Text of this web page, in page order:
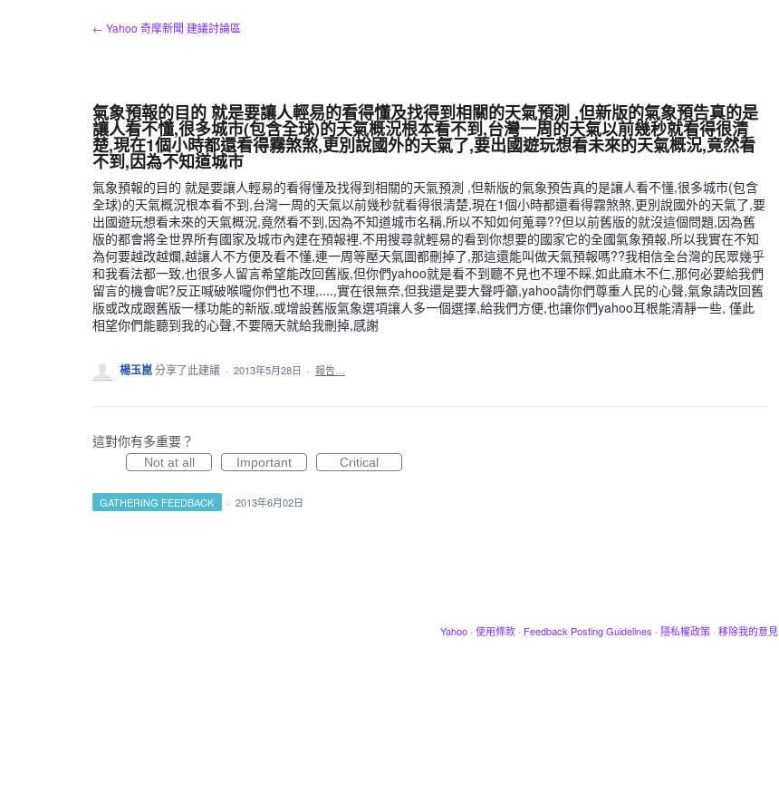
← Yahoo 奇摩新聞 建議討論區
氣象預報的目的 就是要讓人輕易的看得懂及找得到相關的天氣預測 ,但新版的氣象預告真的是
讓人看不懂,很多城市(包含全球)的天氣概況根本看不到,台灣一周的天氣以前幾秒就看得很清
楚,現在1個小時都還看得霧煞煞,更別說國外的天氣了,要出國遊玩想看未來的天氣概況,竟然看
不到,因為不知道城市
氣象預報的目的 就是要讓人輕易的看得懂及找得到相關的天氣預測 ,但新版的氣象預告真的是讓人看不懂,很多城市(包含
全球)的天氣概況根本看不到,台灣一周的天氣以前幾秒就看得很清楚,現在1個小時都還看得霧煞煞,更別說國外的天氣了,要
出國遊玩想看未來的天氣概況,竟然看不到,因為不知道城市名稱,所以不知如何蒐尋??但以前舊版的就沒這個問題,因為舊
版的都會將全世界所有國家及城市內建在預報裡,不用搜尋就輕易的看到你想要的國家它的全國氣象預報,所以我實在不知
為何要越改越爛,越讓人不方便及看不懂,連一周等壓天氣圖都刪掉了,那這還能叫做天氣預報嗎??我相信全台灣的民眾幾乎
和我看法都一致,也很多人留言希望能改回舊版,但你們yahoo就是看不到聽不見也不理不睬,如此麻木不仁,那何必要給我們
留言的機會呢?反正喊破喉嚨你們也不理,....,實在很無奈,但我還是要大聲呼籲,yahoo請你們尊重人民的心聲,氣象請改回舊
版或改成跟舊版一樣功能的新版,或增設舊版氣象選項讓人多一個選擇,給我們方便,也讓你們yahoo耳根能清靜一些, 僅此
相望你們能聽到我的心聲,不要隔天就給我刪掉,感謝
楊玉崑分享了此建議 · 2013年5月28日 · 報告…
這對你有多重要？
Not at all Important Critical
GATHERING FEEDBACK · 2013年6月02日
Yahoo · 使用條款 · Feedback Posting Guidelines · 隱私權政策 · 移除我的意見